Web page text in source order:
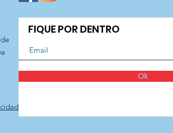
FIQUE POR DENTRO
Ok